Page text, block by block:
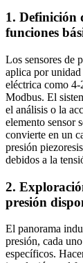
1. Definición
funciones
Los sensores de
aplica por
eléctrica como
Modbus. El
el análisis o la
elemento sensor
convierte en un
presión
debidos a la
2.
presión
El panorama
presión, cada
específicos.